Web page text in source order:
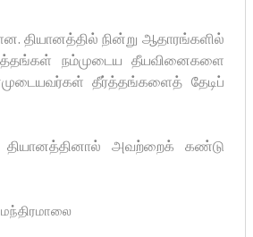
தியானத்தில் நின்று ஆதாரங்களில்
நம்முடைய தீயவினைகளை
தீர்த்தங்களைத் தேடிப்
அவற்றைக் கண்டு
மந்திரமாலை